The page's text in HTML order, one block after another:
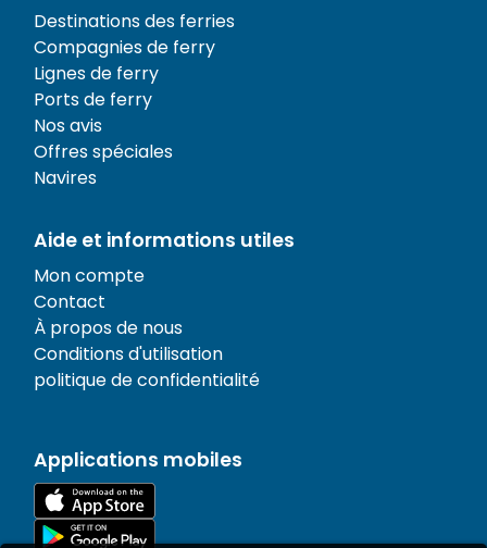
Destinations des ferries
Compagnies de ferry
Lignes de ferry
Ports de ferry
Nos avis
Offres spéciales
Navires
Aide et informations utiles
Mon compte
Contact
À propos de nous
Conditions d'utilisation
politique de confidentialité
Applications mobiles